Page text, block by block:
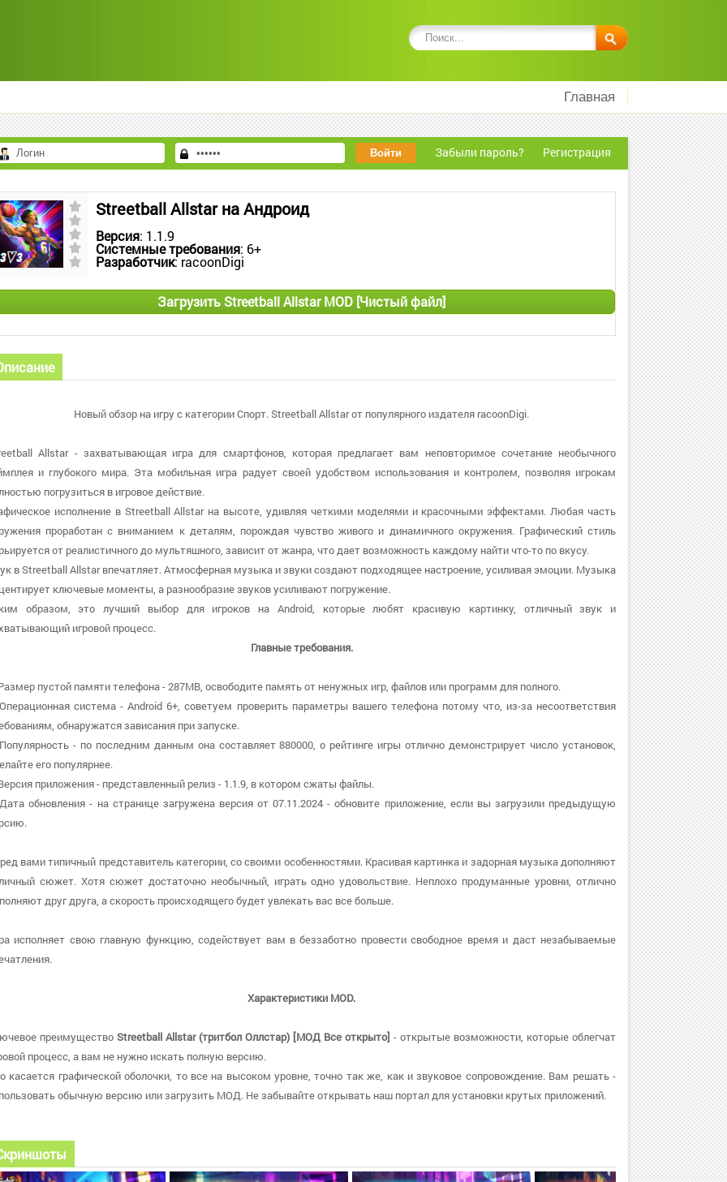
Главная
Забыли пароль? Регистрация
Streetball Allstar на Андроид
Версия: 1.1.9
Системные требования: 6+
Разработчик: racoonDigi
Загрузить Streetball Allstar MOD [Чистый файл]
Новый обзор на игру с категории Спорт. Streetball Allstar от популярного издателя racoonDigi.
Allstar - захватывающая игра для смартфонов, которая предлагает вам неповторимое сочетание необычного
и глубокого мира. Эта мобильная игра радует своей удобством использования и контролем, позволяя игрокам
погрузиться в игровое действие.
исполнение в Streetball Allstar на высоте, удивляя четкими моделями и красочными эффектами. Любая часть
проработан с вниманием к деталям, порождая чувство живого и динамичного окружения. Графический стиль
от реалистичного до мультяшного, зависит от жанра, что дает возможность каждому найти что-то по вкусу.
в Streetball Allstar впечатляет. Атмосферная музыка и звуки создают подходящее настроение, усиливая эмоции. Музыка
ключевые моменты, а разнообразие звуков усиливают погружение.
образом, это лучший выбор для игроков на Android, которые любят красивую картинку, отличный звук и
игровой процесс.
Главные требования.
пустой памяти телефона - 287MB, освободите память от ненужных игр, файлов или программ для полного.
система - Android 6+, советуем проверить параметры вашего телефона потому что, из-за несоответствия
обнаружатся зависания при запуске.
- по последним данным она составляет 880000, о рейтинге игры отлично демонстрирует число установок,
его популярнее.
приложения - представленный релиз - 1.1.9, в котором сжаты файлы.
обновления - на странице загружена версия от 07.11.2024 - обновите приложение, если вы загрузили предыдущую
вами типичный представитель категории, со своими особенностями. Красивая картинка и задорная музыка дополняют
сюжет. Хотя сюжет достаточно необычный, играть одно удовольствие. Неплохо продуманные уровни, отлично
друг друга, а скорость происходящего будет увлекать вас все больше.
исполняет свою главную функцию, содействует вам в беззаботно провести свободное время и даст незабываемые
Характеристики MOD.
преимущество Streetball Allstar (тритбол Оллстар) [МОД Все открыто] - открытые возможности, которые облегчат
процесс, а вам не нужно искать полную версию.
касается графической оболочки, то все на высоком уровне, точно так же, как и звуковое сопровождение. Вам решать -
обычную версию или загрузить МОД. Не забывайте открывать наш портал для установки крутых приложений.